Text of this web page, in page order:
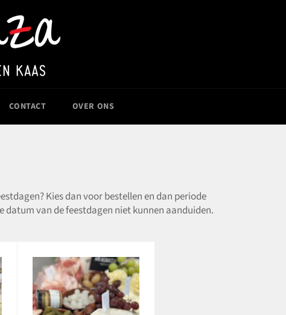
CONTACT OVER ONS
Kies dan voor bestellen en dan periode
datum van de feestdagen niet kunnen aanduiden.